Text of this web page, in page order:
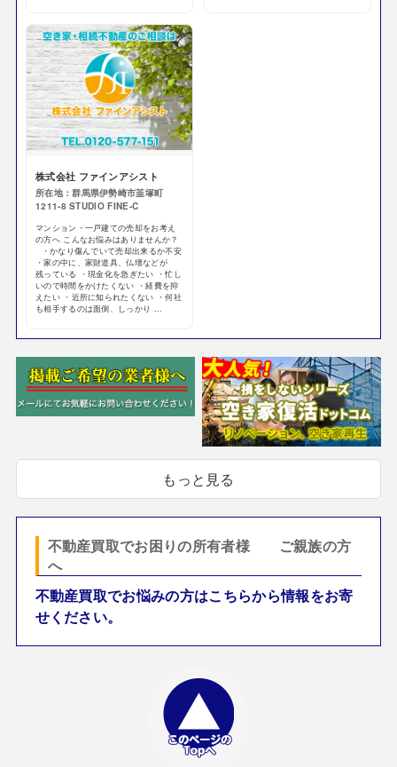
株式会社 ファインアシスト
所在地：群馬県伊勢崎市韮塚町
1211-8 STUDIO FINE-C
マンション・一戸建ての売却をお考え
の方へ こんなお悩みはありませんか？
・かなり傷んでいて売却出来るか不安
・家の中に、家財道具、仏壇などが
残っている ・現金化を急ぎたい ・忙し
いので時間をかけたくない ・経費を抑
えたい ・近所に知られたくない ・何社
も相手するのは面倒、しっかり ...
もっと見る
不動産買取でお困りの所有者様 ご親族の方
へ
不動産買取でお悩みの方はこちらから情報をお寄
せください。